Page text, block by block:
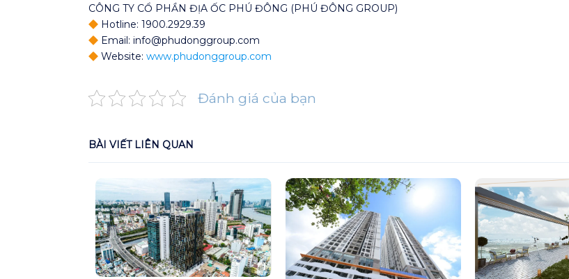
CÔNG TY CỔ PHẦN ĐỊA ỐC PHÚ ĐÔNG (PHÚ ĐÔNG GROUP)
Hotline: 1900.2929.39
Email: info@phudonggroup.com
Website: www.phudonggroup.com
Đánh giá của bạn
BÀI VIẾT LIÊN QUAN